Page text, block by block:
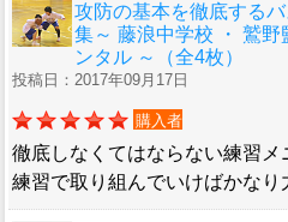
攻防の基本を徹底する
集～ 藤浪中学校 ・ 鷲野
ンタル ～（全4枚）
投稿日：2017年09月17日
購入者
徹底しなくてはならない練習
練習で取り組んでいけばかなり